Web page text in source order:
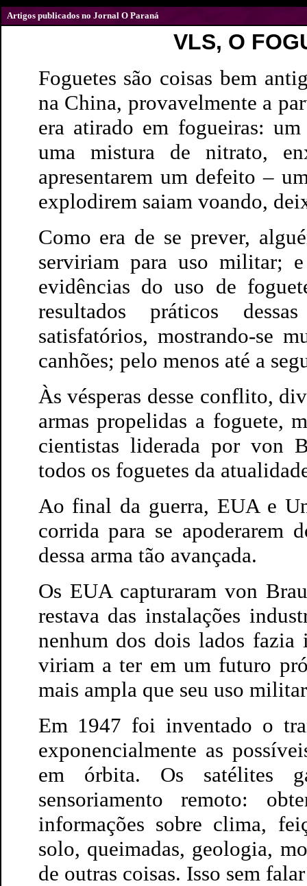
Artigos publicados no Jornal O Paraná
VLS, O
Foguetes são coisas bem
na China, provavelmente a
era atirado em fogueiras:
uma mistura de nitrato,
apresentarem um defeito –
explodirem saiam voando,
Como era de se prever,
serviriam para uso militar;
evidências do uso de
resultados práticos
satisfatórios, mostrando-se
canhões; pelo menos até a
Às vésperas desse conflito,
armas propelidas a foguete,
cientistas liderada por von
todos os foguetes da
Ao final da guerra, EUA e
corrida para se apoderarem
dessa arma tão avançada.
Os EUA capturaram von
restava das instalações
nenhum dos dois lados fazia
viriam a ter em um futuro
mais ampla que seu uso
Em 1947 foi inventado o
exponencialmente as
em órbita. Os satélites
sensoriamento remoto:
informações sobre clima,
solo, queimadas, geologia,
de outras coisas. Isso sem